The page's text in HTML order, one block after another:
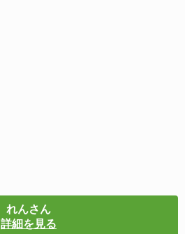
れんさん
詳細を見る